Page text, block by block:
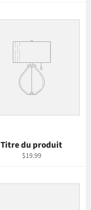
Titre du produit
$19.99